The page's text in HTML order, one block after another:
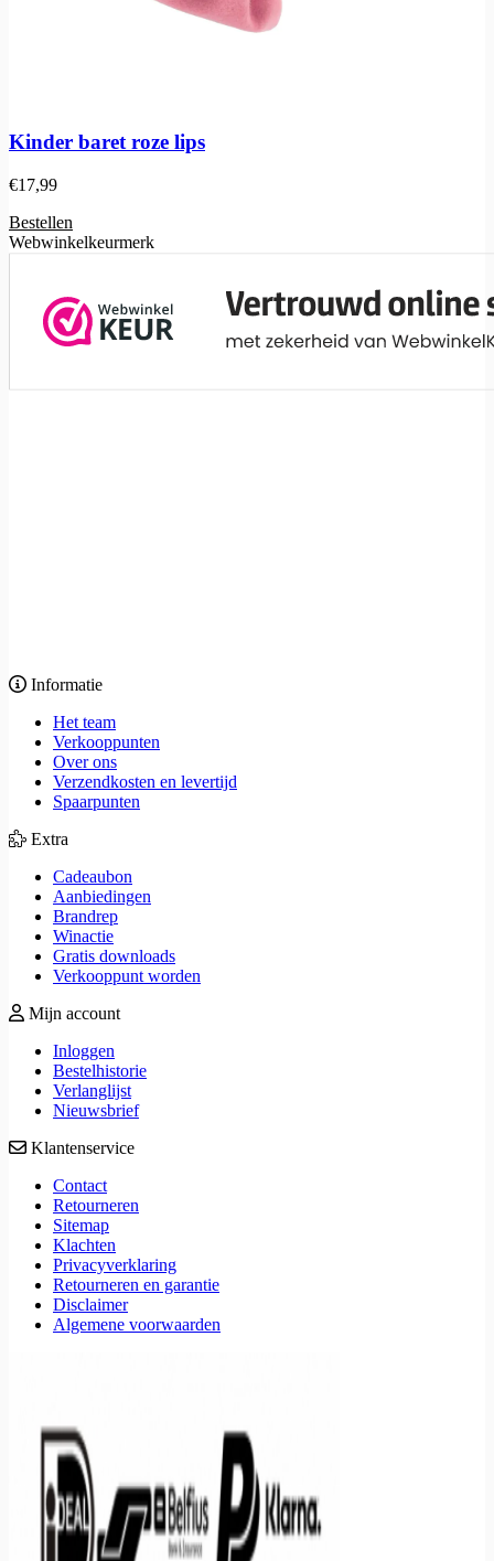
Kinder baret roze lips
€17,99
Bestellen
Webwinkelkeurmerk
Informatie
Het team
Verkooppunten
Over ons
Verzendkosten en levertijd
Spaarpunten
Extra
Cadeaubon
Aanbiedingen
Brandrep
Winactie
Gratis downloads
Verkooppunt worden
Mijn account
Inloggen
Bestelhistorie
Verlanglijst
Nieuwsbrief
Klantenservice
Contact
Retourneren
Sitemap
Klachten
Privacyverklaring
Retourneren en garantie
Disclaimer
Algemene voorwaarden